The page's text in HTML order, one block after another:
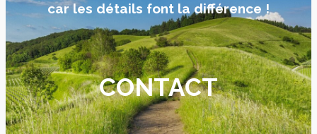
car les détails font la différence !
CONTACT